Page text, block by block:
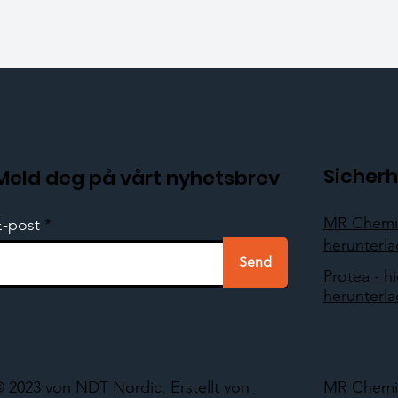
MR
Protea -
2023 von NDT Nordic. Erstellt von
deg på vårt nyhetsbrev
post
Send
MR